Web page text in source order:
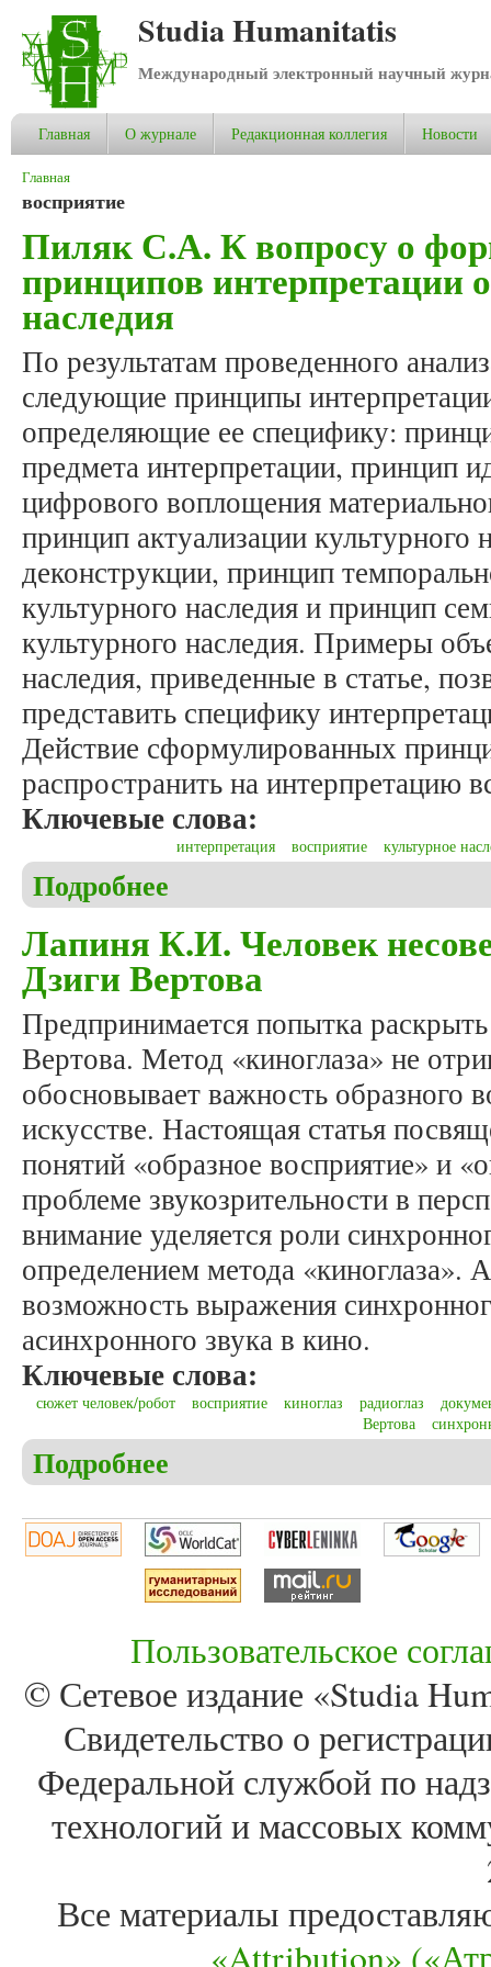
Studia Humanitatis
Международный электронный научный
Главная О журнале Редакционная коллегия Новости
Вы здесь
Главная
восприятие
Пиляк С.А. К вопросу о
принципов интерпретации
наследия
По результатам проведенного
следующие принципы
определяющие ее специфику:
предмета интерпретации, принцип
цифрового воплощения
принцип актуализации культурного
деконструкции, принцип
культурного наследия и принцип
культурного наследия. Примеры
наследия, приведенные в статье,
представить специфику
Действие сформулированных
распространить на интерпретацию
Ключевые слова:
интерпретация восприятие культурное
Подробнее
Лапиня К.И. Человек
Дзиги Вертова
Предпринимается попытка
Вертова. Метод «киноглаза» не
обосновывает важность образного
искусстве. Настоящая статья
понятий «образное восприятие» и
проблеме звукозрительности в
внимание уделяется роли
определением метода «киноглаза».
возможность выражения
асинхронного звука в кино.
Ключевые слова:
сюжет человек/робот восприятие киноглаз радиоглаз
Вертова
Подробнее
Пользовательское
© Сетевое издание «Studia
Свидетельство о
Федеральной службой по
технологий и массовых
Все материалы
«Attribution»